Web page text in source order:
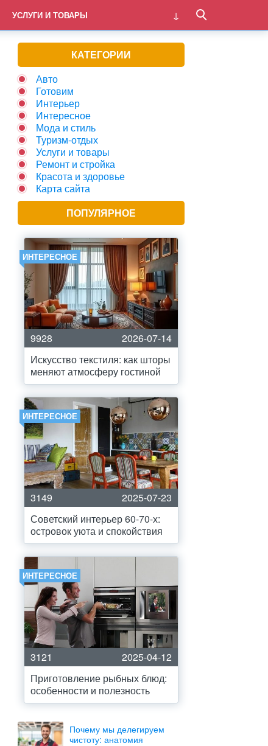
УСЛУГИ И ТОВАРЫ
КАТЕГОРИИ
Авто
Готовим
Интерьер
Интересное
Мода и стиль
Туризм-отдых
Услуги и товары
Ремонт и стройка
Красота и здоровье
Карта сайта
ПОПУЛЯРНОЕ
ИНТЕРЕСНОЕ
9928
2026-07-14
Искусство текстиля: как шторы
меняют атмосферу гостиной
ИНТЕРЕСНОЕ
3149
2025-07-23
Советский интерьер 60-70-х:
островок уюта и спокойствия
ИНТЕРЕСНОЕ
3121
2025-04-12
Приготовление рыбных блюд:
особенности и полезность
Почему мы делегируем
чистоту: анатомия